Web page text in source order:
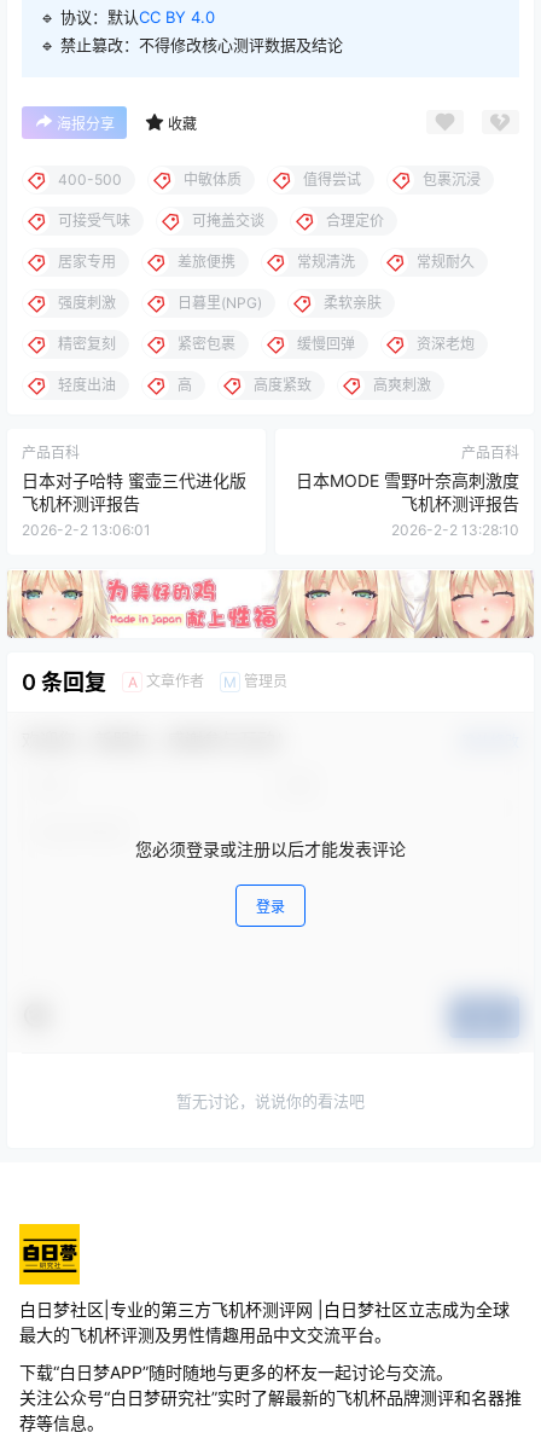
🔹 协议：默认CC BY 4.0
🔹 禁止篡改：不得修改核心测评数据及结论
海报分享 收藏
400-500 中敏体质 值得尝试 包裹沉浸
可接受气味 可掩盖交谈 合理定价
居家专用 差旅便携 常规清洗 常规耐久
强度刺激 日暮里(NPG) 柔软亲肤
精密复刻 紧密包裹 缓慢回弹 资深老炮
轻度出油 高 高度紧致 高爽刺激
产品百科
日本对子哈特 蜜壶三代进化版
飞机杯测评报告
2026-2-2 13:06:01
产品百科
日本MODE 雪野叶奈高刺激度
飞机杯测评报告
2026-2-2 13:28:10
0 条回复 A 文章作者 M 管理员
您必须登录或注册以后才能发表评论
登录
暂无讨论，说说你的看法吧
白日梦社区|专业的第三方飞机杯测评网 |白日梦社区立志成为全球
最大的飞机杯评测及男性情趣用品中文交流平台。
下载“白日梦APP”随时随地与更多的杯友一起讨论与交流。
关注公众号“白日梦研究社”实时了解最新的飞机杯品牌测评和名器推
荐等信息。